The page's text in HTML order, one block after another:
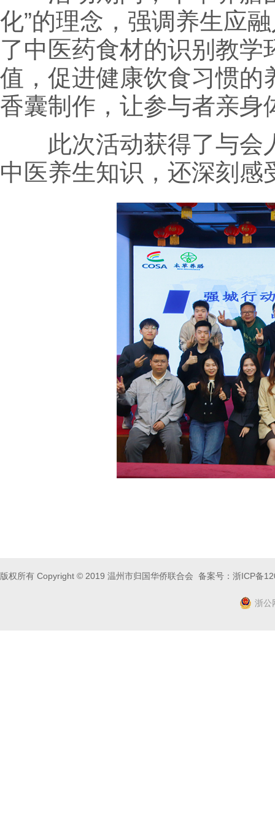
化”的理念，强调养生应
了中医药食材的识别教
值，促进健康饮食习惯的
香囊制作，让参与者亲身
此次活动获得了与会
中医养生知识，还深刻感
版权所有 Copyright © 2019 温州市归国华侨联合会 备案号： 浙ICP备
浙公